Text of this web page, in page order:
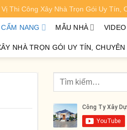
Thi Công Xây Nhà Trọn Gói Uy Tín,
CẨM NANG MẪU NHÀ
NHÀ TRỌN GÓI UY TÍN, CHUYÊN